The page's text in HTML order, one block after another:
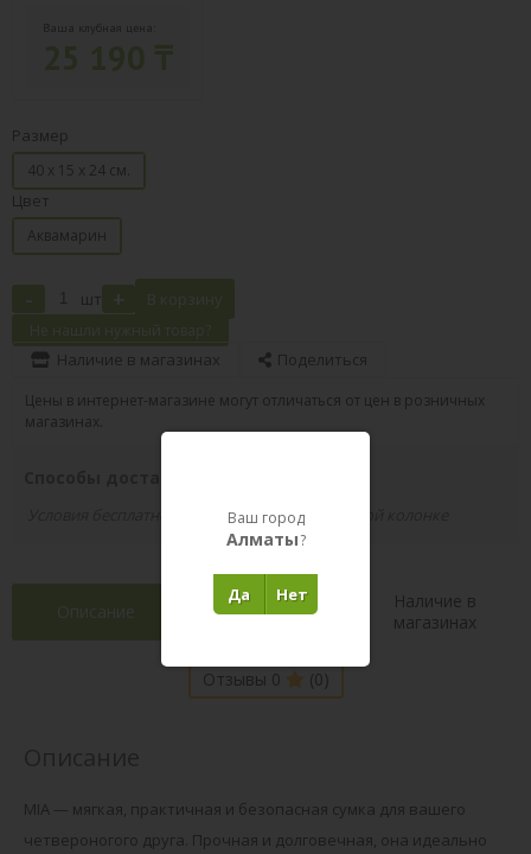
Ваша клубная цена:
Размер
40 х 15 х 24 см.
Цвет
Аквамарин
- шт + В корзину
Не нашли нужный товар?
Наличие в магазинах Поделиться
Цены в интернет-магазине могут отличаться от цен в розничных
магазинах.
Условия бесплатной доставки указаны в правой колонке
Описание Характеристики
Наличие в
магазинах
Отзывы 0 (0)
MIA — мягкая, практичная и безопасная сумка для вашего
четвероногого друга. Прочная и долговечная, она идеально
Ваш город
Алматы?
Нет
Да